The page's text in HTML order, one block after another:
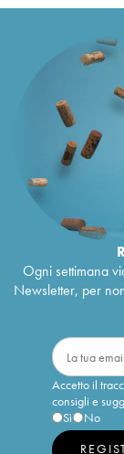
Ogni settimana
Newsletter, per
Accetto il
consigli e
Sì
No